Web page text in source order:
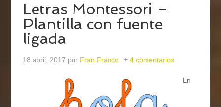
Letras Montessori –
Plantilla con fuente
ligada
18 abril, 2017 por Fran Franco 4 comentarios
En